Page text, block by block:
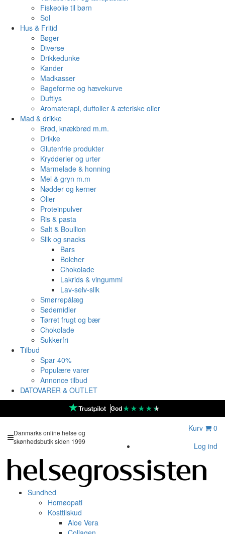
Fiskeolie til børn
Sol
Hus & Fritid
Bøger
Diverse
Drikkedunke
Kander
Madkasser
Bageforme og hævekurve
Duftlys
Aromaterapi, duftolier & æteriske olier
Mad & drikke
Brød, knækbrød m.m.
Drikke
Glutenfrie produkter
Krydderier og urter
Marmelade & honning
Mel & gryn m.m
Nødder og kerner
Olier
Proteinpulver
Ris & pasta
Salt & Boullion
Slik og snacks
Bars
Bolcher
Chokolade
Lakrids & vingummi
Lav-selv-slik
Smørrepålæg
Sødemidler
Tørret frugt og bær
Chokolade
Sukkerfri
Tilbud
Spar 40%
Populære varer
Annonce tilbud
DATOVARER & OUTLET
God★★★★★
Danmarks online helse og
skønhedsbutik siden 1999
Kurv
0
Log ind
Sundhed
Homøopati
Kosttilskud
Aloe Vera